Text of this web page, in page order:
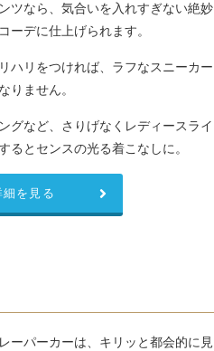
ツなら、気合いを入れすぎない絶妙
ーデに仕上げられます。
ハリをつければ、ラフなスニーカー
りません。
グなど、さりげなくレディースライ
るとセンスの光る着こなしに。
を見る
ーパーカーは、キリッと都会的に見